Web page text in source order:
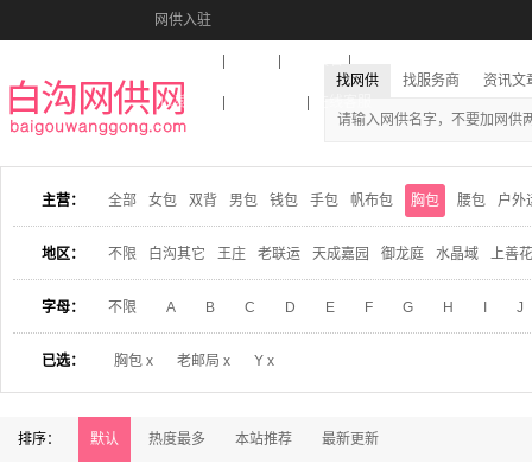
网供入驻
收藏本站
找网供 找服务商 资讯文
主营： 全部 女包 双背 男包 钱包 手包 帆布包 胸包 腰包 户外
地区： 不限 白沟其它 王庄 老联运 天成嘉园 御龙庭 水晶域 上善
字母： 不限 A B C D E F G H J
已选： 胸包 x 老邮局 x Y x
排序： 默认 热度最多 本站推荐 最新更新